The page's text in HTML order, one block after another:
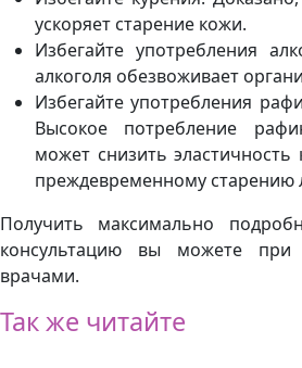
ускоряет старение кожи.
Избегайте употребления
алкоголя обезвоживает
Избегайте употребления
Высокое потребление
может снизить
преждевременному старению
Получить максимально
консультацию вы можете
врачами.
Так же читайте